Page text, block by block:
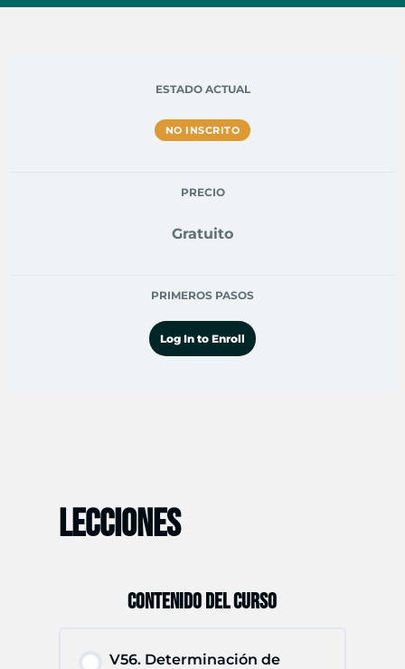
ESTADO ACTUAL
NO INSCRITO
PRECIO
Gratuito
PRIMEROS PASOS
Log In to Enroll
LECCIONES
CONTENIDO DEL CURSO
V56. Determinación de